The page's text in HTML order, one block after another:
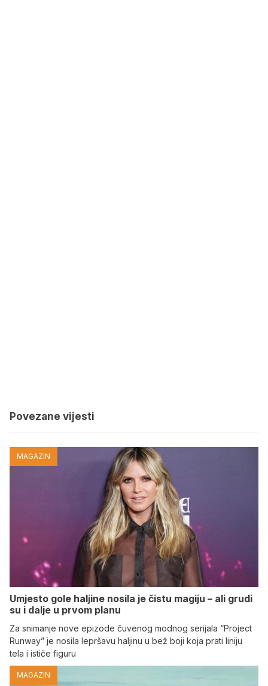
Povezane vijesti
MAGAZIN
Umjesto gole haljine nosila je čistu magiju – ali grudi
su i dalje u prvom planu
Za snimanje nove epizode čuvenog modnog serijala “Project
Runway” je nosila lepršavu haljinu u bež boji koja prati liniju
tela i ističe figuru
MAGAZIN